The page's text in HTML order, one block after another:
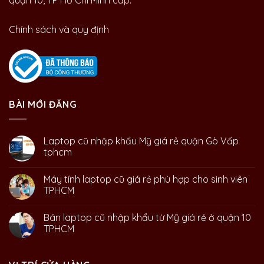
Chính sách và quy định
BÀI MỚI ĐĂNG
Laptop cũ nhập khẩu Mỹ giá rẻ quận Gò Vấp
tphcm
Máy tính laptop cũ giá rẻ phù hợp cho sinh viên
TPHCM
Bán laptop cũ nhập khẩu từ Mỹ giá rẻ ở quận 10
TPHCM